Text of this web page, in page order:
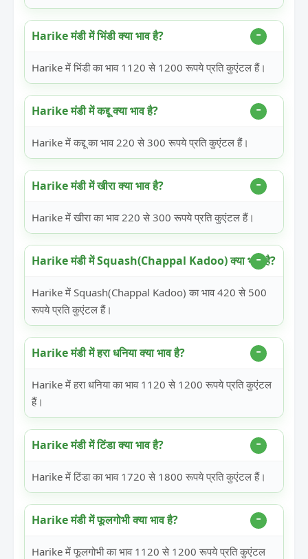
Harike मंडी में भिंडी क्या भाव है?
Harike में भिंडी का भाव 1120 से 1200 रूपये प्रति कुएंटल हैं।
Harike मंडी में कद्दू क्या भाव है?
Harike में कद्दू का भाव 220 से 300 रूपये प्रति कुएंटल हैं।
Harike मंडी में खीरा क्या भाव है?
Harike में खीरा का भाव 220 से 300 रूपये प्रति कुएंटल हैं।
Harike मंडी में Squash(Chappal Kadoo) क्या भाव है?
Harike में Squash(Chappal Kadoo) का भाव 420 से 500
रूपये प्रति कुएंटल हैं।
Harike मंडी में हरा धनिया क्या भाव है?
Harike में हरा धनिया का भाव 1120 से 1200 रूपये प्रति कुएंटल
हैं।
Harike मंडी में टिंडा क्या भाव है?
Harike में टिंडा का भाव 1720 से 1800 रूपये प्रति कुएंटल हैं।
Harike मंडी में फूलगोभी क्या भाव है?
Harike में फूलगोभी का भाव 1120 से 1200 रूपये प्रति कुएंटल